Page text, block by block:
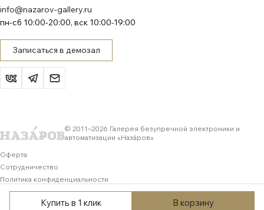
Купить в 1 клик В корзину
info@nazarov-gallery.ru
пн-сб 10:00-20:00, вск 10:00-19:00
Записаться в демозал
© 2011–2026 Галерея безупречной электроники и
автоматизации «Назáров»
Оферта
Сотрудничество
Политика конфиденциальности
Обработка персональных данных